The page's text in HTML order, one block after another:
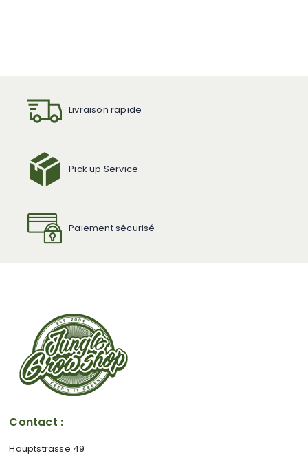
Livraison rapide
Pick up Service
Paiement sécurisé
Contact :
Hauptstrasse 49